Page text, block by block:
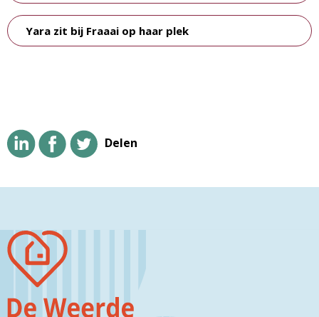
Yara zit bij Fraaai op haar plek
Delen